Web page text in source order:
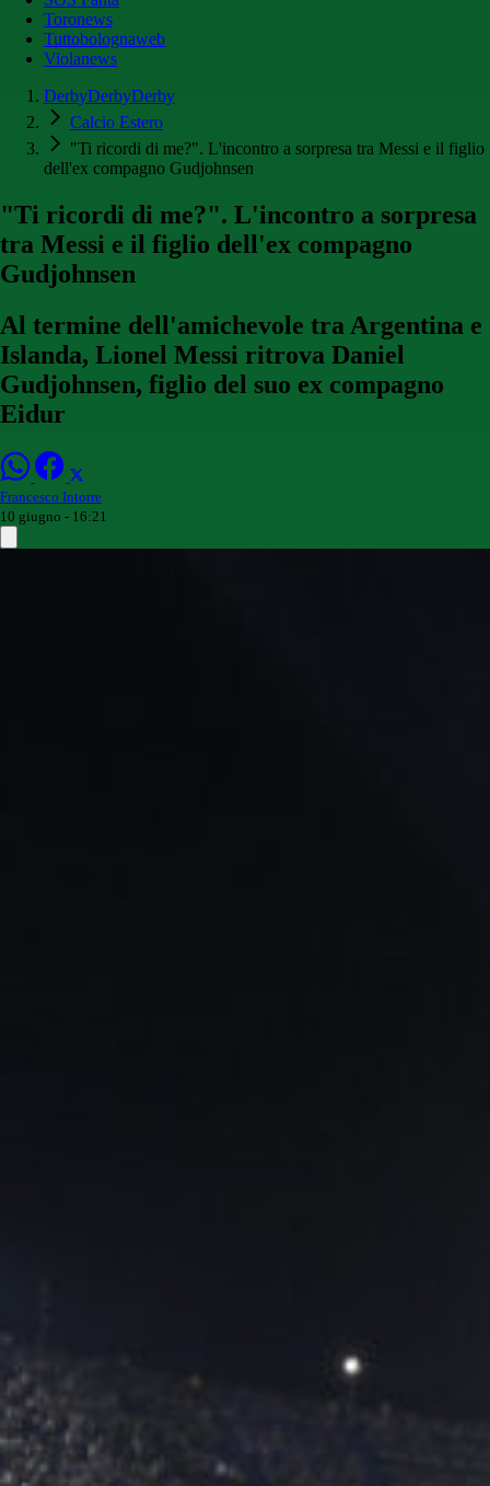
Toronews
Tuttobolognaweb
Violanews
DerbyDerbyDerby
Calcio Estero
"Ti ricordi di me?". L'incontro a sorpresa tra Messi e il figlio
dell'ex compagno Gudjohnsen
"Ti ricordi di me?". L'incontro a sorpresa
tra Messi e il figlio dell'ex compagno
Gudjohnsen
Al termine dell'amichevole tra Argentina e
Islanda, Lionel Messi ritrova Daniel
Gudjohnsen, figlio del suo ex compagno
Eidur
Francesco Intorre
10 giugno - 16:21